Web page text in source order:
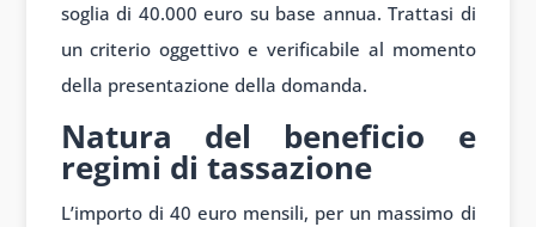
soglia di 40.000 euro su base annua. Trattasi di
un criterio oggettivo e verificabile al momento
della presentazione della domanda.
Natura del beneficio e
regimi di tassazione
L’importo di 40 euro mensili, per un massimo di